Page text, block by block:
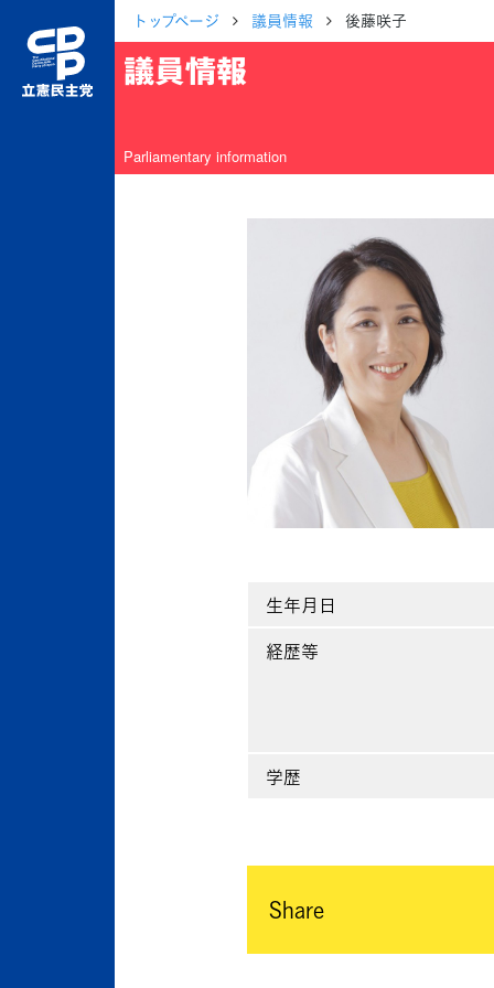
トップページ 議員情報 後藤咲子
議員情報
Parliamentary information
生年月日
経歴等
学歴
Share